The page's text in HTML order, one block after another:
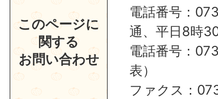
このページに
関する
お問い合わせ
電話番号：
通、平日8時
電話番号：
表）
ファクス：